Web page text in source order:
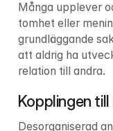
Många upplever
tomhet eller
grundläggande
att aldrig ha
relation till andra.
Kopplingen
Desorganiserad